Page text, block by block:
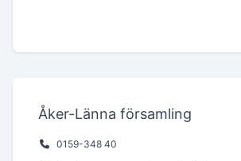
Åker-Länna församling
0159-348 40